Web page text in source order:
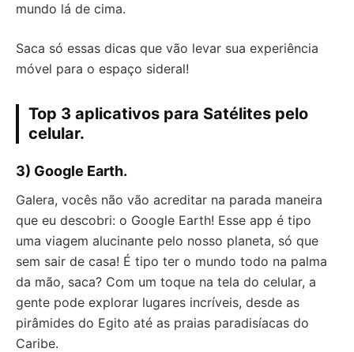
mundo lá de cima.
Saca só essas dicas que vão levar sua experiência
móvel para o espaço sideral!
Top 3 aplicativos para Satélites pelo
celular.
3) Google Earth.
Galera, vocês não vão acreditar na parada maneira
que eu descobri: o Google Earth! Esse app é tipo
uma viagem alucinante pelo nosso planeta, só que
sem sair de casa! É tipo ter o mundo todo na palma
da mão, saca? Com um toque na tela do celular, a
gente pode explorar lugares incríveis, desde as
pirâmides do Egito até as praias paradisíacas do
Caribe.